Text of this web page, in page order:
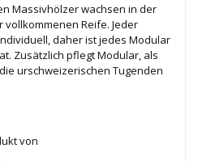
Massivhölzer wachsen in der
vollkommenen Reife. Jeder
daher ist jedes Modular
Zusätzlich pflegt Modular, als
urschweizerischen Tugenden
von